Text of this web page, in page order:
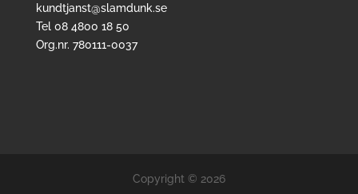
kundtjanst@slamdunk.se
Tel 08 4800 18 50
Org.nr. 780111-0037
Copyright © 2026